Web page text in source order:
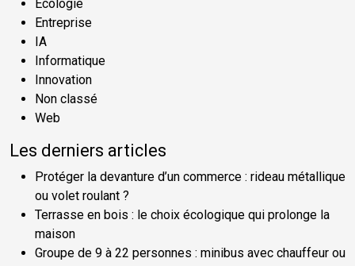
Écologie
Entreprise
IA
Informatique
Innovation
Non classé
Web
Les derniers articles
Protéger la devanture d’un commerce : rideau métallique
ou volet roulant ?
Terrasse en bois : le choix écologique qui prolonge la
maison
Groupe de 9 à 22 personnes : minibus avec chauffeur ou